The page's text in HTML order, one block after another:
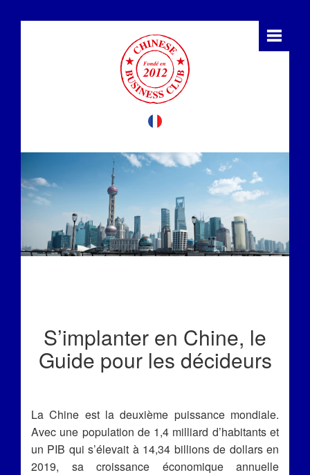
S’implanter en Chine, le
Guide pour les décideurs
La Chine est la deuxième puissance mondiale.
Avec une population de 1,4 milliard d’habitants et
un PIB qui s’élevait à 14,34 billions de dollars en
2019, sa croissance économique annuelle